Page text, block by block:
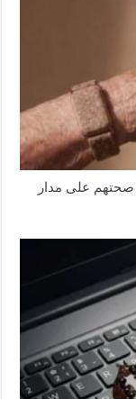
صحتهم على مدار